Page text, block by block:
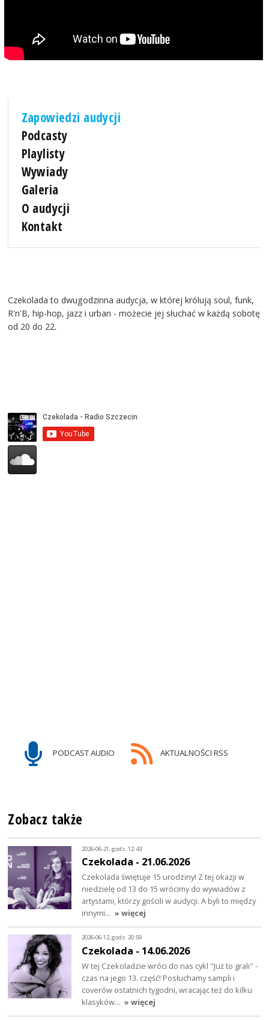
Zapowiedzi audycji
Podcasty
Playlisty
Wywiady
Galeria
O audycji
Kontakt
Czekolada to dwugodzinna audycja, w której królują soul, funk,
R'n'B, hip-hop, jazz i urban - możecie jej słuchać w każdą sobotę
od 20 do 22.
PODCAST AUDIO AKTUALNOŚCI RSS
Zobacz także
2026-06-21, godz. 12:43
Czekolada - 21.06.2026
Czekolada świętuje 15 urodziny! Z tej okazji w
niedzielę od 13 do 15 wrócimy do wywiadów z
artystami, którzy gościli w audycji. A byli to między
innymi… » więcej
2026-06-12, godz. 20:59
Czekolada - 14.06.2026
W tej Czekoladzie wróci do nas cykl "Już to grali" -
czas na jego 13. część! Posłuchamy sampli i
coverów ostatnich tygodni, wracając też do kilku
klasyków… » więcej